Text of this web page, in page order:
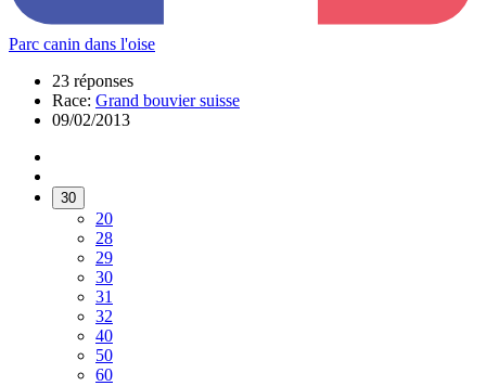
Parc canin dans l'oise
23 réponses
Race: Grand bouvier suisse
09/02/2013
30
20
28
29
30
31
32
40
50
60